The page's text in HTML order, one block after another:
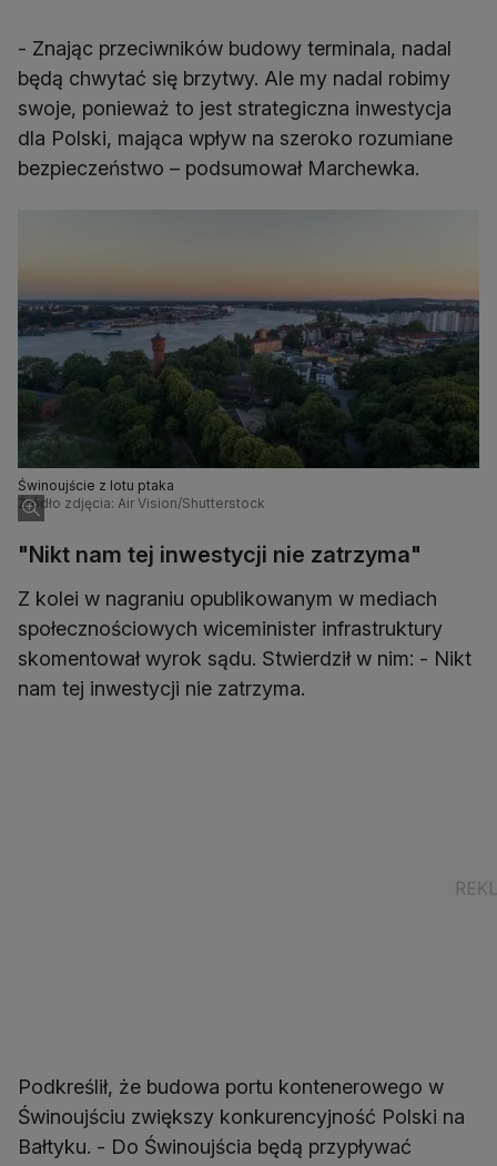
- Znając przeciwników budowy terminala, nadal
będą chwytać się brzytwy. Ale my nadal robimy
swoje, ponieważ to jest strategiczna inwestycja
dla Polski, mająca wpływ na szeroko rozumiane
bezpieczeństwo – podsumował Marchewka.
Świnoujście z lotu ptaka
Źródło zdjęcia: Air Vision/Shutterstock
"Nikt nam tej inwestycji nie zatrzyma"
Z kolei w nagraniu opublikowanym w mediach
społecznościowych wiceminister infrastruktury
skomentował wyrok sądu. Stwierdził w nim: - Nikt
nam tej inwestycji nie zatrzyma.
Podkreślił, że budowa portu kontenerowego w
Świnoujściu zwiększy konkurencyjność Polski na
Bałtyku. - Do Świnoujścia będą przypływać